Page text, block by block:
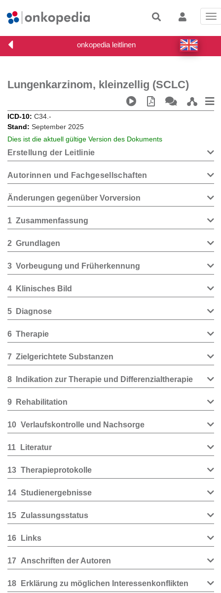
Lungenkarzinom, kleinzellig (SCLC)
ICD-10 C34.-
Stand
September 2025
Dies ist die aktuell gültige Version des Dokuments
Erstellung der Leitlinie
Autorinnen und Fachgesellschaften
Änderungen gegenüber Vorversion
1 Zusammenfassung
2 Grundlagen
3 Vorbeugung und Früherkennung
4 Klinisches Bild
5 Diagnose
6 Therapie
7 Zielgerichtete Substanzen
8 Indikation zur Therapie und Differenzialtherapie
9 Rehabilitation
10 Verlaufskontrolle und Nachsorge
11 Literatur
13 Therapieprotokolle
14 Studienergebnisse
15 Zulassungsstatus
16 Links
17 Anschriften der Autoren
18 Erklärung zu möglichen Interessenkonflikten